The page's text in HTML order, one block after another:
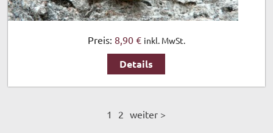
Preis: 8,90 € inkl. MwSt.
Details
1 2 weiter >